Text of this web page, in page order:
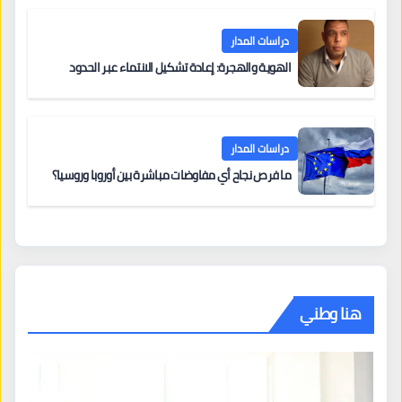
دراسات المدار
الهوية والهجرة: إعادة تشكيل الانتماء عبر الحدود
دراسات المدار
ما فرص نجاح أي مفاوضات مباشرة بين أوروبا وروسيا؟
هنا وطني